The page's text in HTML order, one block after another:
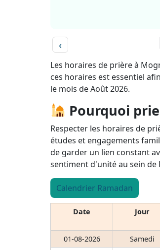
‹
Les horaires de prière à
ces horaires est essentiel
le mois de Août 2026.
Pourquoi
Respecter les horaires de
études et engagements
de garder un lien constant
sentiment d'unité au sein de
Calendrier Ramadan
Date Jour
01-08-2026
Samedi